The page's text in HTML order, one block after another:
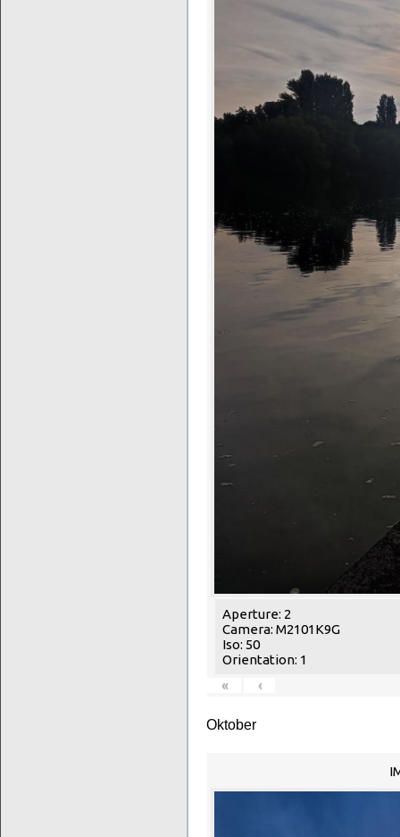
Aperture: 2
Camera: M2101K9G
Iso: 50
Orientation: 1
«
‹
Oktober